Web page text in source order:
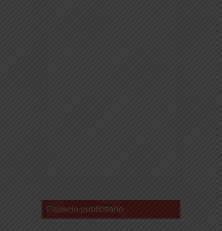
Espacio publicitario